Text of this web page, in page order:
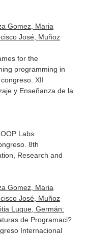
Gomez, Maria
José, Muñoz
for the
programming in
XII
y Enseñanza de la
Labs
8th
Research and
Gomez, Maria
José, Muñoz
Luque, Germán:
de Programaci?
Internacional